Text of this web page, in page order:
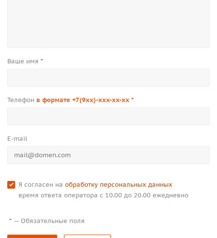
Ваше имя *
Телефон в формате +7(9xx)-xxx-xx-xx *
E-mail
Я согласен на обработку персональных данных
время ответа оператора с 10.00 до 20.00 ежедневно
* — Обязательные поля